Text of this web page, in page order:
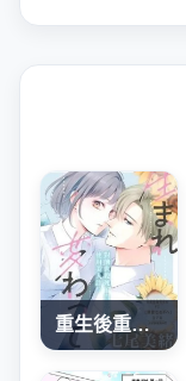
重生後重新開始